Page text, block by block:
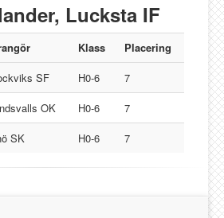
Lucksta IF
Klass
Placering
SF H0-6
7
OK H0-6
7
SK H0-6 7